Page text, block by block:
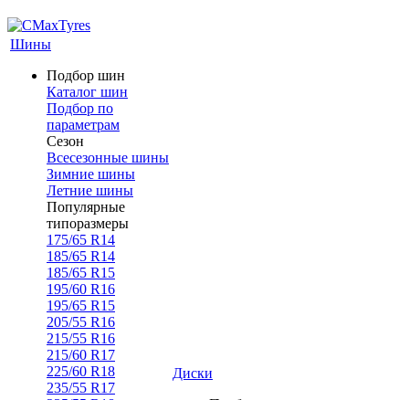
Шины
Подбор шин
Каталог шин
Подбор по
параметрам
Сезон
Всесезонные шины
Зимние шины
Летние шины
Популярные
типоразмеры
175/65 R14
185/65 R14
185/65 R15
195/60 R16
195/65 R15
205/55 R16
215/55 R16
215/60 R17
225/60 R18
235/55 R17
Диски